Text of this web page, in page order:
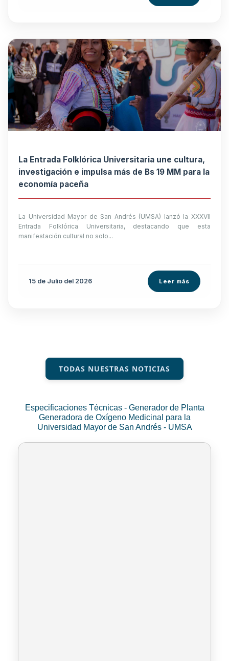
La Entrada Folklórica Universitaria une cultura,
investigación e impulsa más de Bs 19 MM para la
economía paceña
La Universidad Mayor de San Andrés (UMSA) lanzó la XXXVII
Entrada Folklórica Universitaria, destacando que esta
manifestación cultural no solo...
15 de Julio del 2026 Leer más
TODAS NUESTRAS NOTICIAS
Especificaciones Técnicas - Generador de Planta
Generadora de Oxígeno Medicinal para la
Universidad Mayor de San Andrés - UMSA